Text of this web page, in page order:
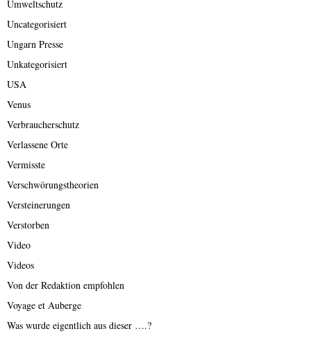
Umweltschutz
Uncategorisiert
Ungarn Presse
Unkategorisiert
USA
Venus
Verbraucherschutz
Verlassene Orte
Vermisste
Verschwörungstheorien
Versteinerungen
Verstorben
Video
Videos
Von der Redaktion empfohlen
Voyage et Auberge
Was wurde eigentlich aus dieser ….?